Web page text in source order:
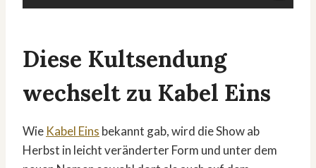
Diese Kultsendung
wechselt zu Kabel Eins
Wie Kabel Eins bekannt gab, wird die Show ab
Herbst in leicht veränderter Form und unter dem